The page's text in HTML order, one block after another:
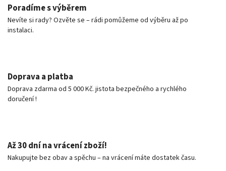
Poradíme s výběrem
Nevíte si rady? Ozvěte se – rádi pomůžeme od výběru až po
instalaci.
Doprava a platba
Doprava zdarma od 5 000 Kč. jistota bezpečného a rychlého
doručení !
Až 30 dní na vrácení zboží!
Nakupujte bez obav a spěchu – na vrácení máte dostatek času.